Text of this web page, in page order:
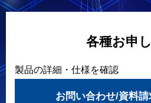
各種お申
製品の詳細・仕様を確認
お問い合わせ/資料